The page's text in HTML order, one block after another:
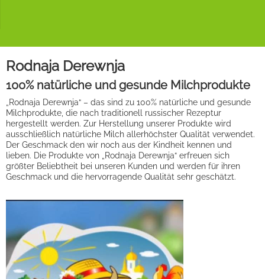
Rodnaja Derewnja
100% natürliche und gesunde Milchprodukte
„Rodnaja Derewnja“ – das sind zu 100% natürliche und gesunde
Milchprodukte, die nach traditionell russischer Rezeptur
hergestellt werden. Zur Herstellung unserer Produkte wird
ausschließlich natürliche Milch allerhöchster Qualität verwendet.
Der Geschmack den wir noch aus der Kindheit kennen und
lieben. Die Produkte von „Rodnaja Derewnja“ erfreuen sich
größter Beliebtheit bei unseren Kunden und werden für ihren
Geschmack und die hervorragende Qualität sehr geschätzt.